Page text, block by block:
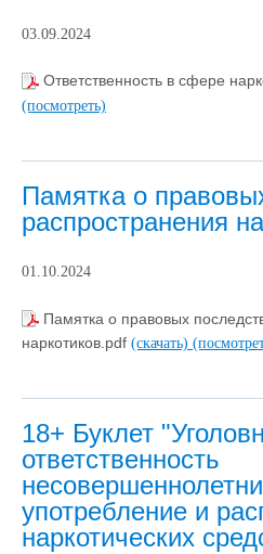
03.09.2024
Ответственность в сфере
(посмотреть)
Памятка о
распространения
01.10.2024
Памятка о правовых
наркотиков.pdf (скачать)
18+ Буклет
ответственность
употребление и
наркотических